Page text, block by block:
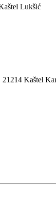
Lukšić
Kaštel